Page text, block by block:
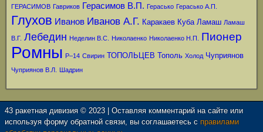
ГЕРАСИМОВ Гавриков Герасимов В.П. Герасько Герасько А.П.
Глухов Иванов Иванов А.Г. Каракаев Куба Ламаш Ламаш
В.Г. Лебедин Неделин В.С. Николаенко Николаенко Н.П. Пионер
Ромны Р–14 Свирин ТОПОЛЬЦЕВ Тополь Холод Чуприянов
Чуприянов В.Л. Шадрин
43 ракетная дивизия © 2023 | Оставляя комментарий на сайте или
используя форму обратной связи, вы соглашаетесь с правилами